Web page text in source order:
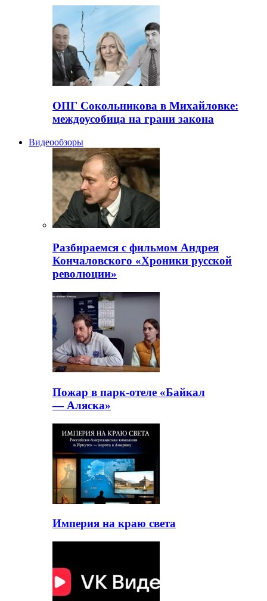
ОПГ Сокольникова в Михайловке:
междоусобица на грани закона
Видеообзоры
Разбираемся с фильмом Андрея
Кончаловского «Хроники русской
революции»
Пожар в парк-отеле «Байкал
— Аляска»
Империя на краю света